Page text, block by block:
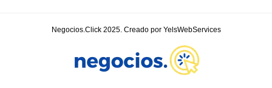
Negocios.Click 2025. Creado por YelsWebServices